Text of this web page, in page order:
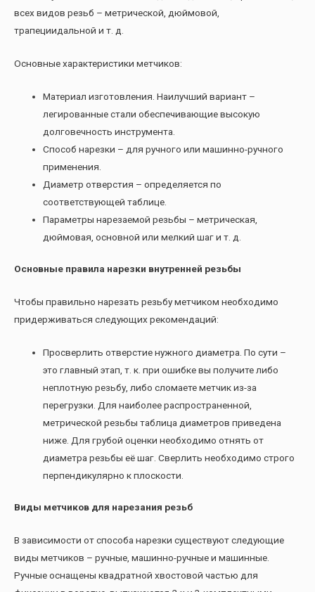
всех видов резьб – метрической, дюймовой,
трапециидальной и т. д.
Основные характеристики метчиков:
Материал изготовления. Наилучший вариант –
легированные стали обеспечивающие высокую
долговечность инструмента.
Способ нарезки – для ручного или машинно-ручного
применения.
Диаметр отверстия – определяется по
соответствующей таблице.
Параметры нарезаемой резьбы – метрическая,
дюймовая, основной или мелкий шаг и т. д.
Основные правила нарезки внутренней резьбы
Чтобы правильно нарезать резьбу метчиком необходимо
придерживаться следующих рекомендаций:
Просверлить отверстие нужного диаметра. По сути –
это главный этап, т. к. при ошибке вы получите либо
неплотную резьбу, либо сломаете метчик из-за
перегрузки. Для наиболее распространенной,
метрической резьбы таблица диаметров приведена
ниже. Для грубой оценки необходимо отнять от
диаметра резьбы её шаг. Сверлить необходимо строго
перпендикулярно к плоскости.
Виды метчиков для нарезания резьб
В зависимости от способа нарезки существуют следующие
виды метчиков – ручные, машинно-ручные и машинные.
Ручные оснащены квадратной хвостовой частью для